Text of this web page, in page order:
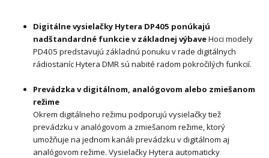
Digitálne vysielačky Hytera DP405 ponúkajú
nadštandardné funkcie v základnej výbaveHoci modely
PD405 predstavujú základnú ponuku v rade digitálnych
rádiostaníc Hytera DMR sú nabité radom pokročilých funkcií.
Prevádzka v digitálnom, analógovom alebo zmiešanom
režime
Okrem digitálneho režimu podporujú vysielačky tiež
prevádzku v analógovom a zmiešanom režime, ktorý
umožňuje na jednom kanáli prevádzku v digitálnom aj
analógovom režime. Vysielačky Hytera automaticky